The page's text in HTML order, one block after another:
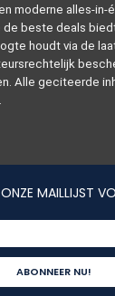
moderne alles-in-
beste deals
houdt via de
Alle geciteerde
MAILLIJST